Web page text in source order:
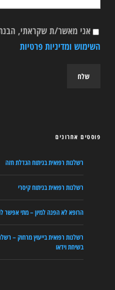
אני מאשר/ת שקראתי,
השימוש ומדיניות פרטיות
פוסטים אחרונים
רשלנות רפואית בניתוח הגדלת חזה
רשלנות רפואית בניתוח קיסרי
הרופא לא הפנה למיון – מתי אפשר
רשלנות רפואית בייעוץ מרחוק –
בשיחת וידאו